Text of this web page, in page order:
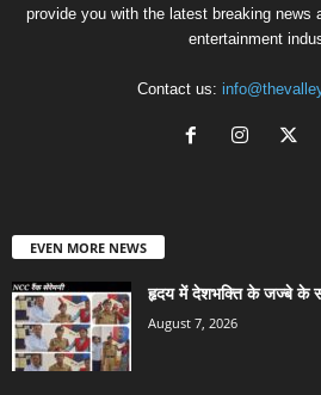
provide you with the latest breaking news
entertainment
Contact us:
EVEN MORE NEWS
हृदय में देशभक्ति के जज्बे के
August 7, 2026